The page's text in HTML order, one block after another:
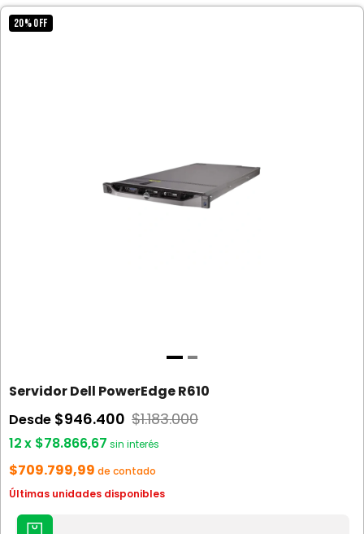
20%OFF
Servidor Dell PowerEdge R610
Desde $946.400 $1.183.000
12x $78.866,67 sin interés
$709.799,99 de contado
Últimas unidades disponibles
AGREGAR